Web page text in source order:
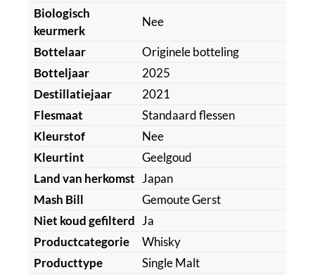
Biologisch
keurmerk
Nee
Bottelaar
Originele botteling
Botteljaar
2025
Destillatiejaar
2021
Flesmaat
Standaard flessen
Kleurstof
Nee
Kleurtint
Geelgoud
Land van herkomst Japan
Mash Bill
Gemoute Gerst
Niet koud gefilterd Ja
Productcategorie
Whisky
Producttype
Single Malt